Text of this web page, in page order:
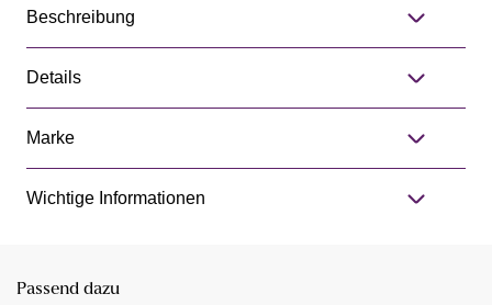
Beschreibung
Details
Marke
Wichtige Informationen
Passend dazu